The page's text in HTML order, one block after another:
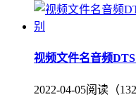
视频文件名音频
2022-04-05阅读（